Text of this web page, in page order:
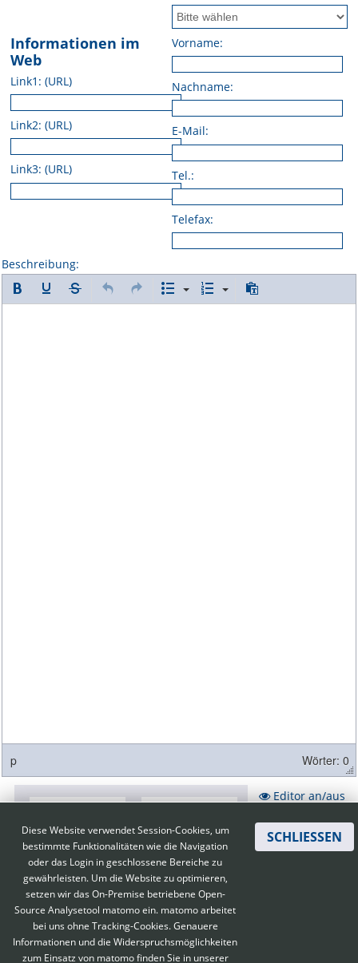
Informationen im
Web
Link1: (URL)
Link2: (URL)
Link3: (URL)
Vorname:
Nachname:
E-Mail:
Tel.:
Telefax:
Beschreibung:
p Wörter: 0
Editor an/aus
Diese Website verwendet Session-Cookies, um
bestimmte Funktionalitäten wie die Navigation
oder das Login in geschlossene Bereiche zu
gewährleisten. Um die Website zu optimieren,
setzen wir das On-Premise betriebene Open-
Source Analysetool matomo ein. matomo arbeitet
bei uns ohne Tracking-Cookies. Genauere
Informationen und die Widerspruchsmöglichkeiten
zum Einsatz von matomo finden Sie in unserer
SCHLIESSEN